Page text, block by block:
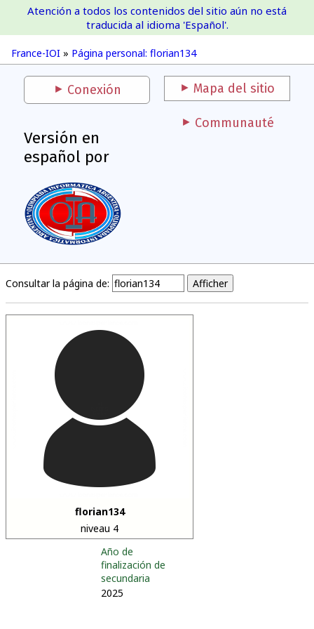
France-IOI
France-IOI » Página personal: florian134
Atención a todos los contenidos del sitio aún no está
traducida al idioma 'Español'.
Conexión Mapa del sitio
Versión en
español por
Communauté
Consultar la página de:
florian134
niveau 4
Año de
finalización de
secundaria
2025